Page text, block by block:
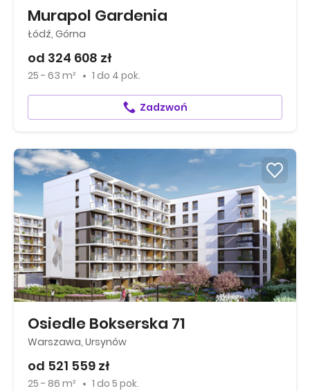
Murapol Gardenia
Łódź, Górna
od 324 608 zł
25 - 63 m² 1 do 4 pok.
Zadzwoń
Osiedle Bokserska 71
Warszawa, Ursynów
od 521 559 zł
25 - 86 m² 1 do 5 pok.